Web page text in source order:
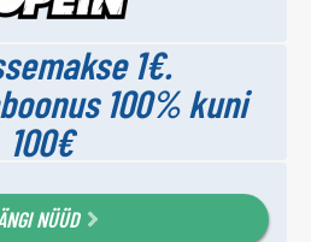
1€.
100% kuni
100€
NÜÜD